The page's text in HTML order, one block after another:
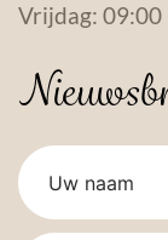
Vrijdag: